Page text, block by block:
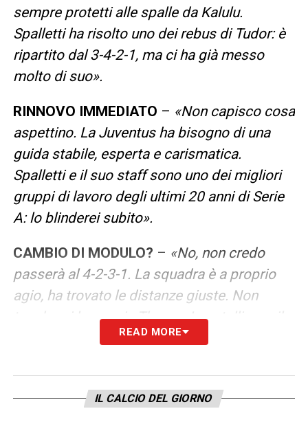
sempre protetti alle spalle da Kalulu.
Spalletti ha risolto uno dei rebus di Tudor: è
ripartito dal 3-4-2-1, ma ci ha già messo
molto di suo».
RINNOVO IMMEDIATO – «Non capisco cosa
aspettino. La Juventus ha bisogno di una
guida stabile, esperta e carismatica.
Spalletti e il suo staff sono uno dei migliori
gruppi di lavoro degli ultimi 20 anni di Serie
A: lo blinderei subito».
CAMBIO DI MODULO? – «No, non credo
passerà al 4-2-3-1. La squadra è a proprio
agio, ha trovato le distanze giuste. Non
toccherei la coppia Thuram-Locatelli; con il
rientro di Bremer ragionerei su un
KOOPMEINERS JOLLY–«Ha qualità e sente
READ MORE
IL CALCIO DEL GIORNO